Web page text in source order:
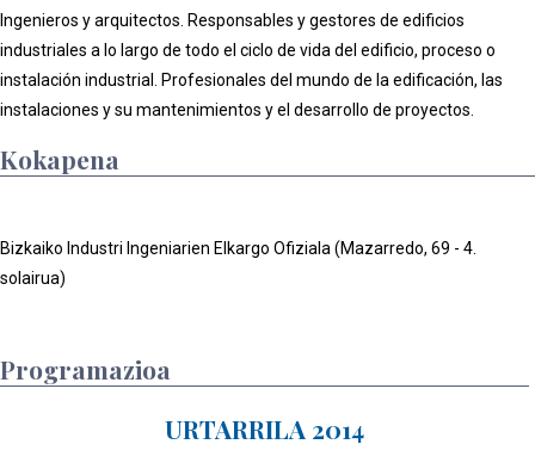
Ingenieros y arquitectos. Responsables y gestores de edificios
industriales a lo largo de todo el ciclo de vida del edificio, proceso o
instalación industrial. Profesionales del mundo de la edificación, las
instalaciones y su mantenimientos y el desarrollo de proyectos.
Kokapena
Bizkaiko Industri Ingeniarien Elkargo Ofiziala (Mazarredo, 69 - 4.
solairua)
Programazioa
URTARRILA 2014